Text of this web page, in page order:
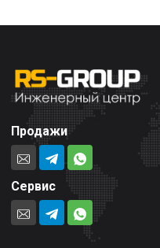
Продажи
Сервис